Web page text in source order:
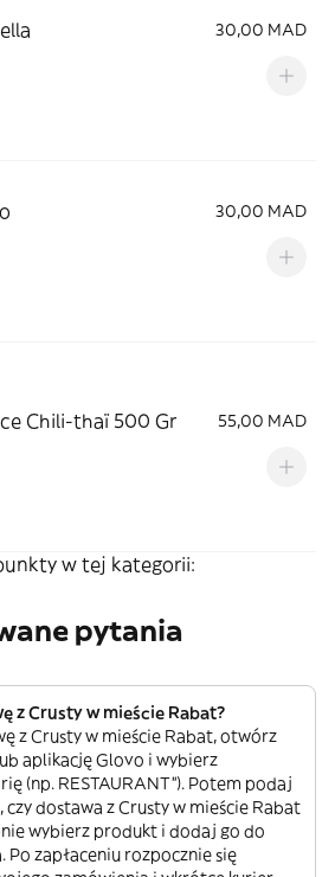
30,00 MAD
30,00 MAD
Chili-thaï 500 Gr 55,00 MAD
w tej kategorii:
pytania
z Crusty w mieście Rabat?
z Crusty w mieście Rabat, otwórz
aplikację Glovo i wybierz
(np. RESTAURANT”). Potem podaj
czy dostawa z Crusty w mieście Rabat
wybierz produkt i dodaj go do
Po zapłaceniu rozpocznie się